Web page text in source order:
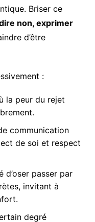
Briser ce
non, exprimer
d’être
:
la peur du rejet
communication
de soi et respect
d’oser passer par
invitant à
degré